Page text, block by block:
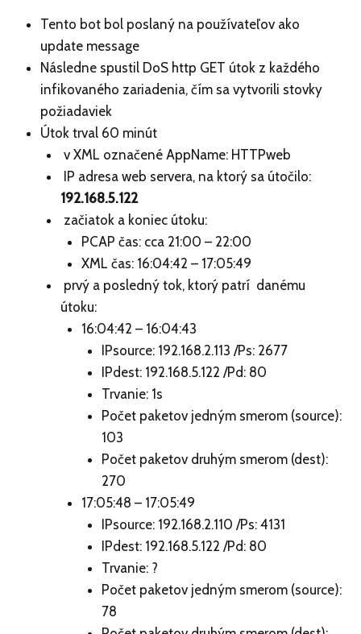
Tento bot bol poslaný na používateľov ako
update message
Následne spustil DoS http GET útok z každého
infikovaného zariadenia, čím sa vytvorili stovky
požiadaviek
Útok trval 60 minút
v XML označené AppName: HTTPweb
IP adresa web servera, na ktorý sa útočilo:
192.168.5.122
začiatok a koniec útoku:
PCAP čas: cca 21:00 – 22:00
XML čas: 16:04:42 – 17:05:49
prvý a posledný tok, ktorý patrí danému
útoku:
16:04:42 – 16:04:43
IPsource: 192.168.2.113 /Ps: 2677
IPdest: 192.168.5.122 /Pd: 80
Trvanie: 1s
Počet paketov jedným smerom (source):
103
Počet paketov druhým smerom (dest):
270
17:05:48 – 17:05:49
IPsource: 192.168.2.110 /Ps: 4131
IPdest: 192.168.5.122 /Pd: 80
Trvanie: ?
Počet paketov jedným smerom (source):
78